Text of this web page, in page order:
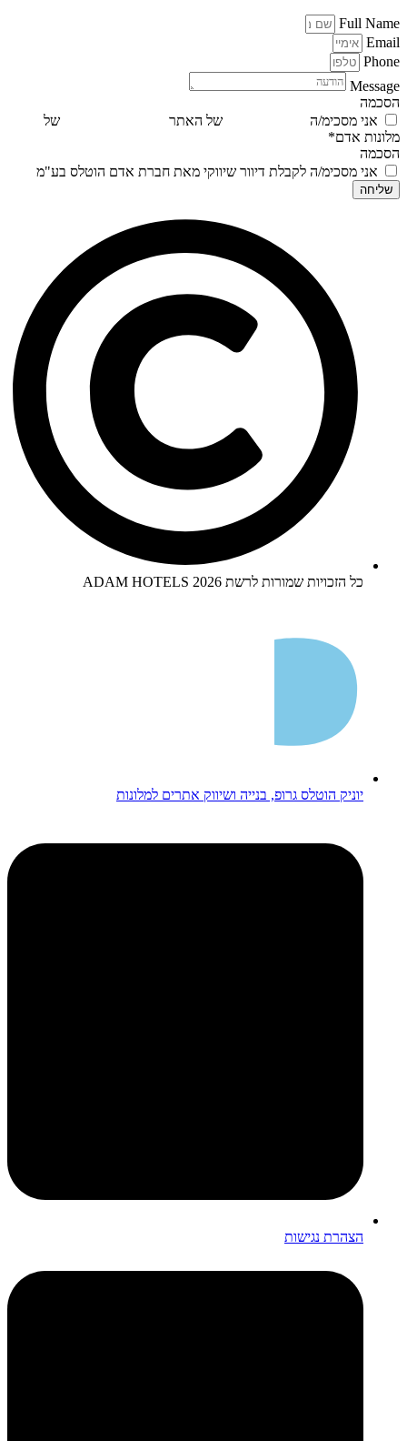
Full Name
Email
Phone
Message
הסכמה
אני מסכימ/ה
של האתר
של
מלונות אדם*
הסכמה
אני מסכימ/ה לקבלת דיוור שיווקי מאת חברת אדם הוטלס בע"מ
שליחה
כל הזכויות שמורות לרשת ADAM HOTELS 2026
יוניק הוטלס גרופ, בנייה ושיווק אתרים למלונות
הצהרת נגישות